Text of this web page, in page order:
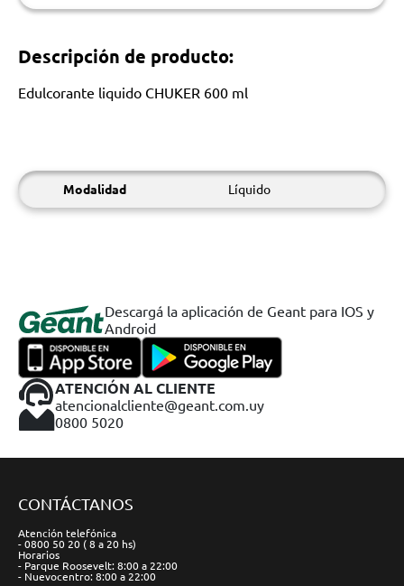
Descripción de producto:
Edulcorante liquido CHUKER 600 ml
Modalidad Líquido
Descargá la aplicación de Geant para IOS y
Android
ATENCIÓN AL CLIENTE
atencionalcliente@geant.com.uy
0800 5020
CONTÁCTANOS
Atención telefónica
- 0800 50 20 ( 8 a 20 hs)
Horarios
- Parque Roosevelt: 8:00 a 22:00
- Nuevocentro: 8:00 a 22:00